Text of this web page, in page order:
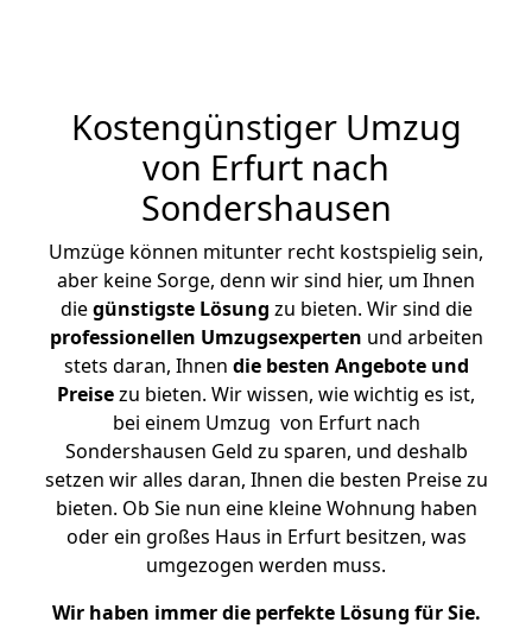
Kostengünstiger Umzug
von Erfurt nach
Sondershausen
Umzüge können mitunter recht kostspielig sein,
aber keine Sorge, denn wir sind hier, um Ihnen
diegünstigste Lösung zu bieten. Wir sind die
professionellen Umzugsexperten und arbeiten
stets daran, Ihnen die besten Angebote und
Preisezu bieten. Wir wissen, wie wichtig es ist,
bei einem Umzug von Erfurt nach
Sondershausen Geld zu sparen, und deshalb
setzen wir alles daran, Ihnen die besten Preise zu
bieten. Ob Sie nun eine kleine Wohnung haben
oder ein großes Haus in Erfurt besitzen, was
umgezogen werden muss.
Wir haben immer die perfekte Lösung für Sie.